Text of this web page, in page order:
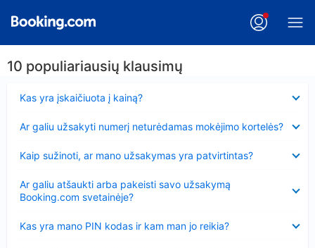
10 populiariausių klausimų
Kas yra įskaičiuota į kainą?
Ar galiu užsakyti numerį neturėdamas mokėjimo kortelės?
Kaip sužinoti, ar mano užsakymas yra patvirtintas?
Ar galiu atšaukti arba pakeisti savo užsakymą
Booking.com svetainėje?
Kas yra mano PIN kodas ir kam man jo reikia?